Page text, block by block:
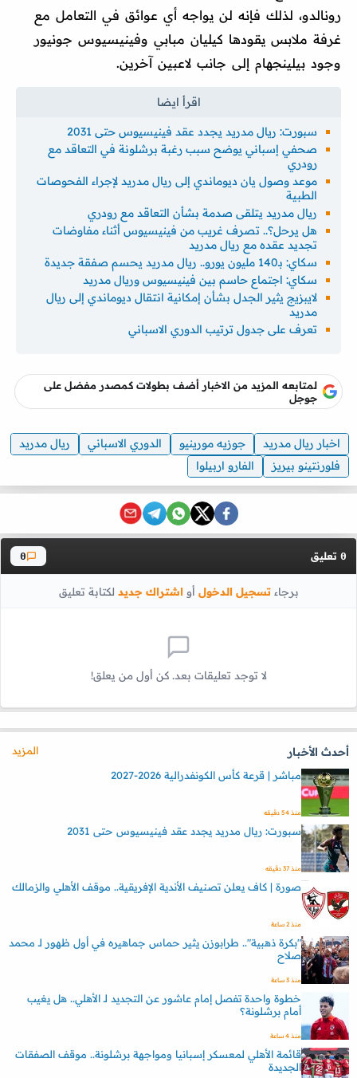
رونالدو، لذلك فإنه لن يواجه أي عوائق في التعامل مع
غرفة ملابس يقودها كيليان مبابي وفينيسيوس جونيور
وجود بيلينجهام إلى جانب لاعبين آخرين.
سبورت: ريال مدريد يجدد عقد فينيسيوس حتى 2031
صحفي إسباني يوضح سبب رغبة برشلونة في التعاقد مع
رودري
موعد وصول يان ديوماندي إلى ريال مدريد لإجراء الفحوصات
الطبية
ريال مدريد يتلقى صدمة بشأن التعاقد مع رودري
هل يرحل؟.. تصرف غريب من فينيسيوس أثناء مفاوضات
تجديد عقده مع ريال مدريد
سكاي: بـ140 مليون يورو.. ريال مدريد يحسم صفقة جديدة
سكاي: اجتماع حاسم بين فينيسيوس وريال مدريد
لايبزيج يثير الجدل بشأن إمكانية انتقال ديوماندي إلى ريال
مدريد
تعرف على جدول ترتيب الدوري الاسباني
لمتابعه المزيد من الاخبار أضف بطولات كمصدر مفضل على
جوجل
اخبار ريال مدريد جوزيه مورينيو الدوري الاسباني
ريال مدريد
فلورنتينو بيريز
الفارو اربيلوا
0 تعليق 0
برجاءتسجيل الدخول أواشتراك جديد لكتابة تعليق
لا توجد تعليقات بعد. كن أول من يعلق!
أحدث الأخبار
المزيد
مباشر | قرعة كأس الكونفدرالية 2026-2027
منذ 54 دقيقه
سبورت: ريال مدريد يجدد عقد فينيسيوس حتى 2031
منذ 37 دقيقه
صورة | كاف يعلن تصنيف الأندية الإفريقية.. موقف الأهلي والزمالك
منذ 2 ساعة
"بكرة ذهبية".. طرابوزن يثير حماس جماهيره في أول ظهور لـ محمد
صلاح
منذ 3 ساعة
خطوة واحدة تفصل إمام عاشور عن التجديد لـ الأهلي.. هل يغيب
أمام برشلونة؟
منذ 4 ساعة
قائمة الأهلي لمعسكر إسبانيا ومواجهة برشلونة.. موقف الصفقات
الجديدة